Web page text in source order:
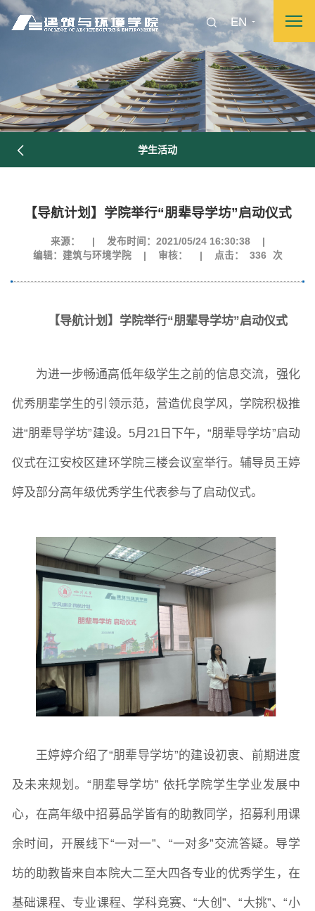
EN
院党委 院行政 院工会 教授委员会
教学科研岗 行政管理岗 教学思政岗 实验教辅岗
科研概况 学术动态 科研平台
学生活动 创业就业 奖助学金
常用办公电话 办事流程 材料下载
学生活动
【导航计划】学院举行“朋辈导学坊”启动仪式
来源： 发布时间：2021/05/24 16:30:38
编辑：建筑与环境学院
审核： 点击： 336 次
【导航计划】学院举行“朋辈导学坊”启动仪式
为进一步畅通高低年级学生之前的信息交流，强化
优秀朋辈学生的引领示范，营造优良学风，学院积极推
进“朋辈导学坊”建设。5月21日下午，“朋辈导学坊”启动
仪式在江安校区建环学院三楼会议室举行。辅导员王婷
婷及部分高年级优秀学生代表参与了启动仪式。
王婷婷介绍了“朋辈导学坊”的建设初衷、前期进度
及未来规划。“朋辈导学坊” 依托学院学生学业发展中
心，在高年级中招募品学皆有的助教同学，招募利用课
余时间，开展线下“一对一”、“一对多”交流答疑。导学
坊的助教皆来自本院大二至大四各专业的优秀学生，在
基础课程、专业课程、学科竞赛、“大创”、“大挑”、“小